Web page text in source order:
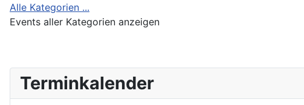
Alle Kategorien ...
Events aller Kategorien anzeigen
Terminkalender